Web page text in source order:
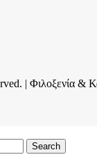
| Φιλοξενία &
Search